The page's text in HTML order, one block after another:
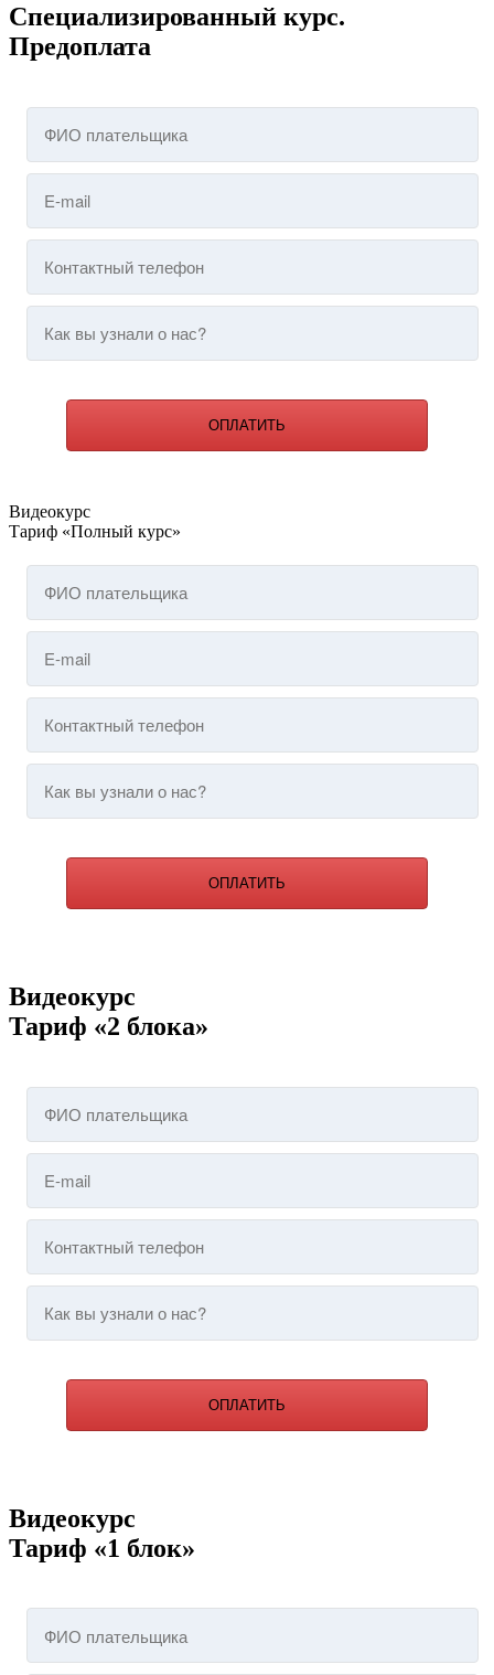
Специализированный курс.
Предоплата
ОПЛАТИТЬ
Видеокурс
Тариф «Полный курс»
ОПЛАТИТЬ
Видеокурс
Тариф «2 блока»
ОПЛАТИТЬ
Видеокурс
Тариф «1 блок»